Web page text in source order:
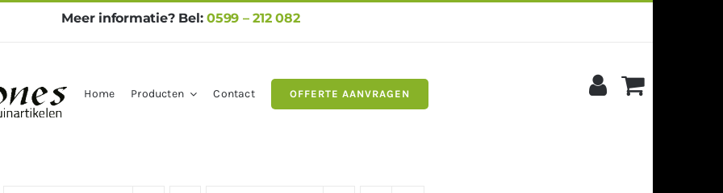
Meer informatie? Bel:0599 – 212 082
Home Producten Contact OFFERTE AANVRAGEN